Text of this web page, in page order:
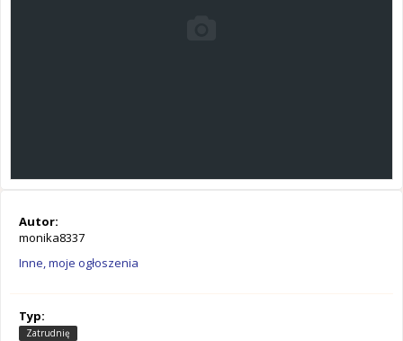
Autor:
monika8337
Inne, moje ogłoszenia
Typ:
Zatrudnię